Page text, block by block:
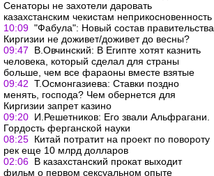
Сенаторы не захотели даровать
казахстанским чекистам неприкосновенность
10:09 "Фабула": Новый состав правительства
Киргизии не доживет/доживет до весны?
09:47
В.Овчинский: В Египте хотят казнить
человека, который сделал для страны
больше, чем все фараоны вместе взятые
09:42 Т.Осмонгазиева: Ставки поздно
менять, господа? Чем обернется для
Киргизии запрет казино
09:20 И.Решетников: Его звали Альфрагани.
Гордость ферганской науки
08:25 Китай потратит на проект по повороту
рек еще 10 млрд долларов
02:06 В казахстанский прокат выходит
фильм о первом сексуальном опыте